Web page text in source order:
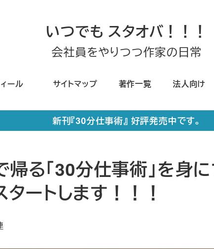
いつでも スタオバ！！！
会社員をやりつつ作家の日常
ール サイトマップ 著作一覧 法人向け
新刊『30分仕事術』 好評発売中です。
帰る「30分仕事術」を身
ートします！！！